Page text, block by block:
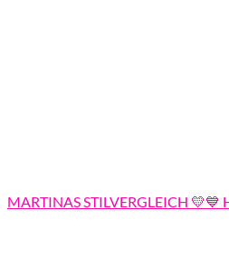
MARTINAS STILVERGLEICH 💛💙